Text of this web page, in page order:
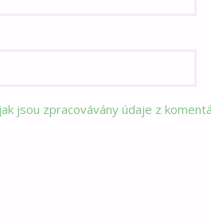
jsou zpracovávány údaje z